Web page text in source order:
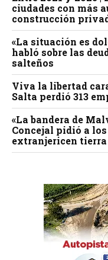
ciudades con más
construcción
«La situación es
habló sobre las
salteños
Viva la libertad
Salta perdió 313
«La bandera de
Concejal pidió a
extranjericen tierra